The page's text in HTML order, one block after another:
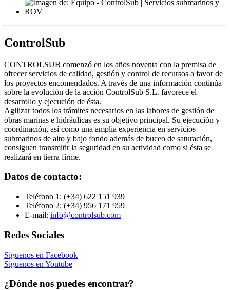
ControlSub
CONTROLSUB comenzó en los años noventa con la premisa de
ofrecer servicios de calidad, gestión y control de recursos a favor de
los proyectos encomendados. A través de una información continúa
sobre la evolución de la acción ControlSub S.L. favorece el
desarrollo y ejecución de ésta.
Agilizar todos los trámites necesarios en las labores de gestión de
obras marinas e hidráulicas es su objetivo principal. Su ejecución y
coordinación, así como una amplia experiencia en servicios
submarinos de alto y bajo fondo además de buceo de saturación,
consiguen transmitir la seguridad en su actividad como si ésta se
realizará en tierra firme.
Datos de contacto:
Teléfono 1: (+34) 622 151 939
Teléfono 2: (+34) 956 171 959
E-mail: info@controlsub.com
Redes Sociales
Síguenos en Facebook
Síguenos en Youtube
¿Dónde nos puedes encontrar?